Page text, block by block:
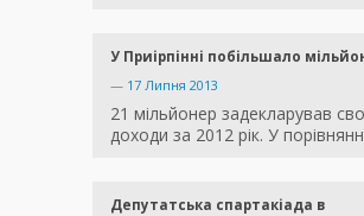
У Приірпінні побільшало
— 17 Липня 2013
21 мільйонер задекларував
доходи за 2012 рік. У
Депутатська спартакіада в